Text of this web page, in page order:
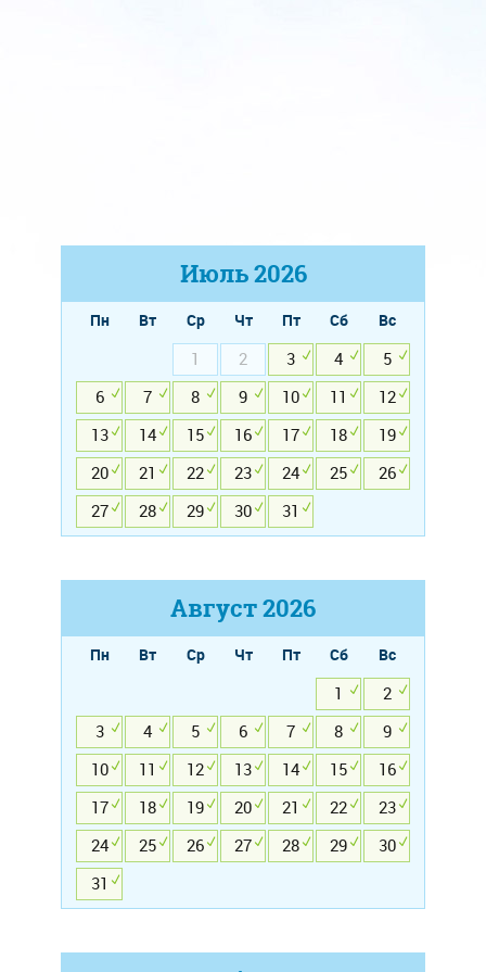
Июль2026
Пн Вт Ср Чт Пт Сб
Вс
1
2 3 4
5
6
7 8 9 10 11
12
13
14 15 16 17 18
19
20
21 22 23 24 25
26
27
28 29 30 31
Август2026
Пн Вт Ср Чт Пт Сб
Вс
1
2
3
4 5 6 7 8
9
10
11 12 13 14 15
16
17
18 19 20 21 22
23
24
25 26 27 28 29
30
31